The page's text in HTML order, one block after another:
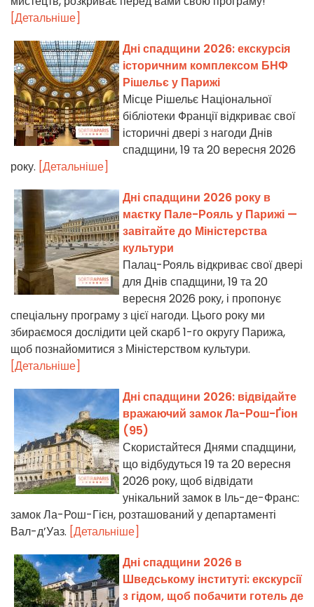
[Детальніше]
Дні спадщини 2026: екскурсія
історичним комплексом БНФ
Рішельє у Парижі
Місце Рішельє Національної
бібліотеки Франції відкриває свої
історичні двері з нагоди Днів
спадщини, 19 та 20 вересня 2026
року. [Детальніше]
Дні спадщини 2026 року в
маєтку Пале-Рояль у Парижі —
завітайте до Міністерства
культури
Палац-Рояль відкриває свої двері
для Днів спадщини, 19 та 20
вересня 2026 року, і пропонує
спеціальну програму з цієї нагоди. Цього року ми
збираємося дослідити цей скарб 1-го округу Парижа,
щоб познайомитися з Міністерством культури.
[Детальніше]
Дні спадщини 2026: відвідайте
вражаючий замок Ла-Рош-Ґіон
(95)
Скористайтеся Днями спадщини,
що відбудуться 19 та 20 вересня
2026 року, щоб відвідати
унікальний замок в Іль-де-Франс:
замок Ла-Рош-Гієн, розташований у департаменті
Вал-д’Уаз. [Детальніше]
Дні спадщини 2026 в
Шведському інституті: екскурсії
з гідом, щоб побачити готель де